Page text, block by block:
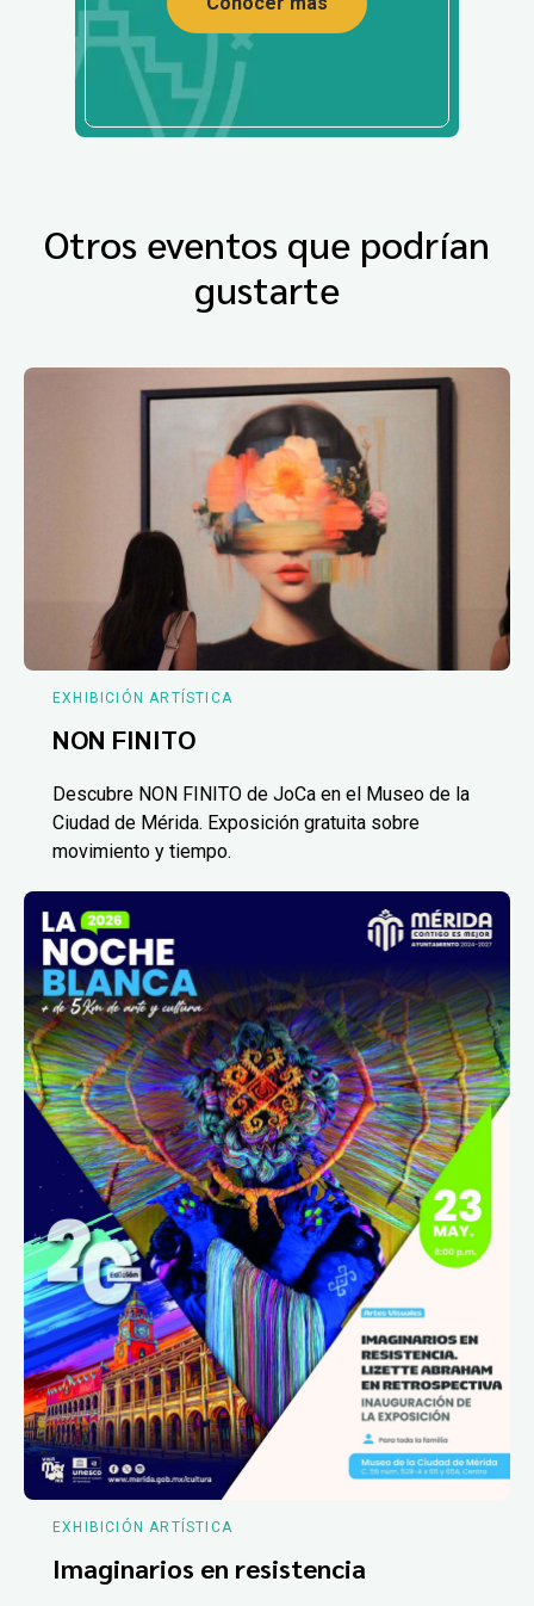
Otros eventos que podrían
gustarte
EXHIBICIÓN ARTÍSTICA
NON FINITO
Descubre NON FINITO de JoCa en el Museo de la
Ciudad de Mérida. Exposición gratuita sobre
movimiento y tiempo.
EXHIBICIÓN ARTÍSTICA
Imaginarios en resistencia